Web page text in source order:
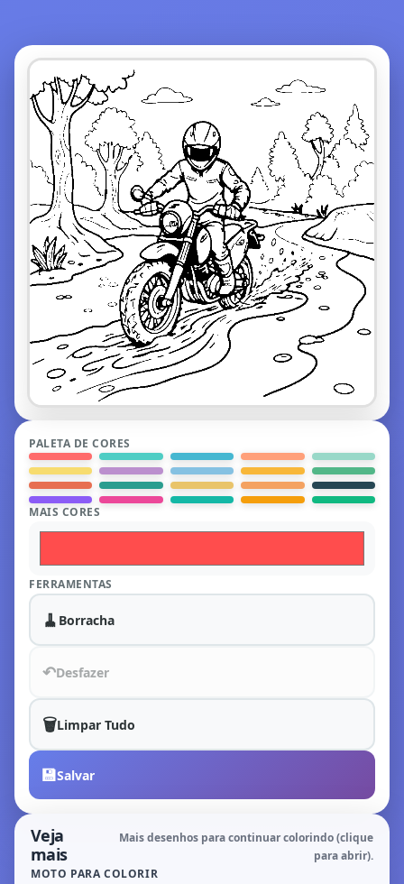
PALETA DE CORES
MAIS CORES
FERRAMENTAS
🧹 Borracha
↶Desfazer
🗑️Limpar Tudo
💾Salvar
Veja
mais
Mais desenhos para continuar colorindo (clique
para abrir).
MOTO PARA COLORIR